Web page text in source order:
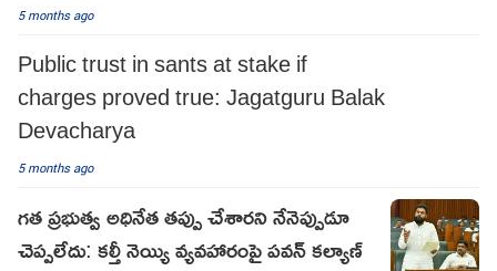
5 months ago
Public trust in sants at stake if
charges proved true: Jagatguru Balak
Devacharya
5 months ago
గత ప్రభుత్వ అధినేత తప్పు చేశారని నేనెప్పుడూ
చెప్పలేదు: కల్తీ నెయ్యి వ్యవహారంపై పవన్ కల్యాణ్